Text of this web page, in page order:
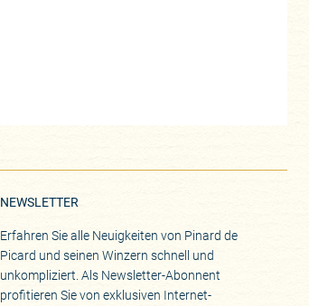
NEWSLETTER
Erfahren Sie alle Neuigkeiten von Pinard de
Picard und seinen Winzern schnell und
unkompliziert. Als Newsletter-Abonnent
profitieren Sie von exklusiven Internet-